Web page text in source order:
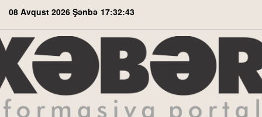
08 Avqust 2026 Şənbə 17:32:44